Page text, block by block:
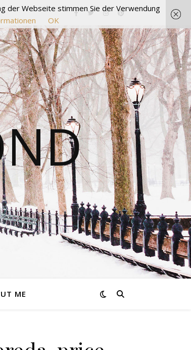
ME
der Webseite stimmen Sie der Verwendung
OK